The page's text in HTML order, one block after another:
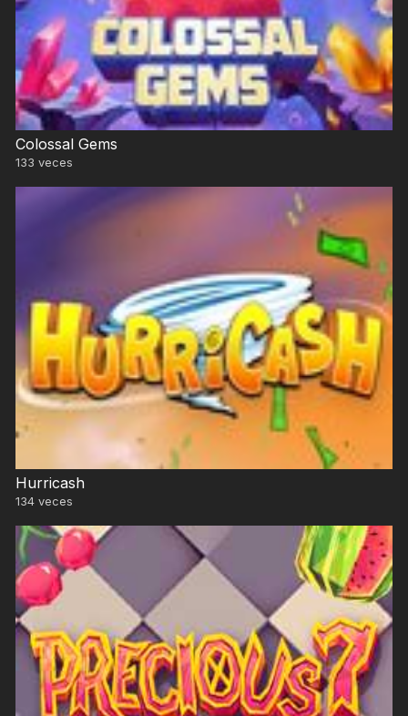
Colossal Gems
133 veces
Hurricash
134veces